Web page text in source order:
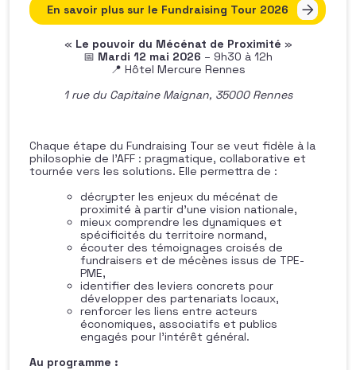
En savoir plus sur le Fundraising Tour 2026
« Le pouvoir du Mécénat de Proximité »
📅 Mardi 12 mai 2026 – 9h30 à 12h
📍 Hôtel Mercure Rennes
1 rue du Capitaine Maignan, 35000 Rennes
Chaque étape du Fundraising Tour se veut fidèle à la
philosophie de l’AFF : pragmatique, collaborative et
tournée vers les solutions. Elle permettra de :
décrypter les enjeux du mécénat de
proximité à partir d’une vision nationale,
mieux comprendre les dynamiques et
spécificités du territoire normand,
écouter des témoignages croisés de
fundraisers et de mécènes issus de TPE-
PME,
identifier des leviers concrets pour
développer des partenariats locaux,
renforcer les liens entre acteurs
économiques, associatifs et publics
engagés pour l’intérêt général.
Au programme :